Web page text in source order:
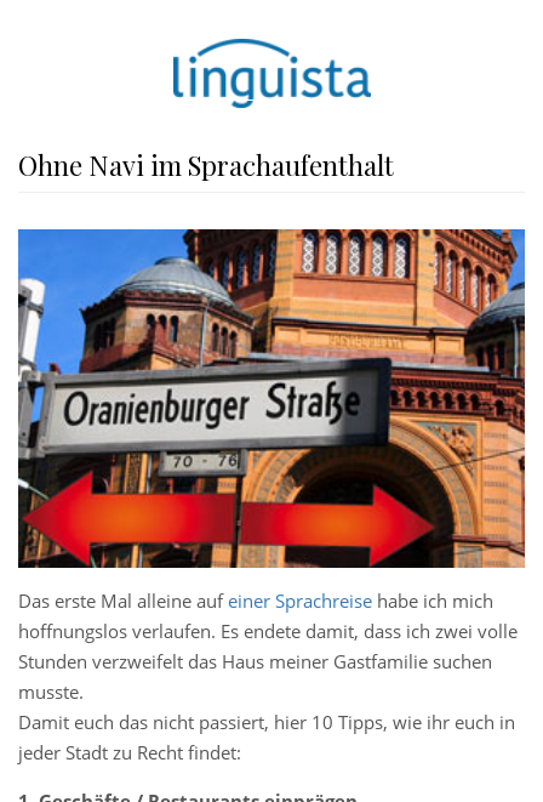
Ohne Navi im Sprachaufenthalt
Das erste Mal alleine aufeiner Sprachreise habe ich mich
hoffnungslos verlaufen. Es endete damit, dass ich zwei volle
Stunden verzweifelt das Haus meiner Gastfamilie suchen
musste.
Damit euch das nicht passiert, hier 10 Tipps, wie ihr euch in
jeder Stadt zu Recht findet: